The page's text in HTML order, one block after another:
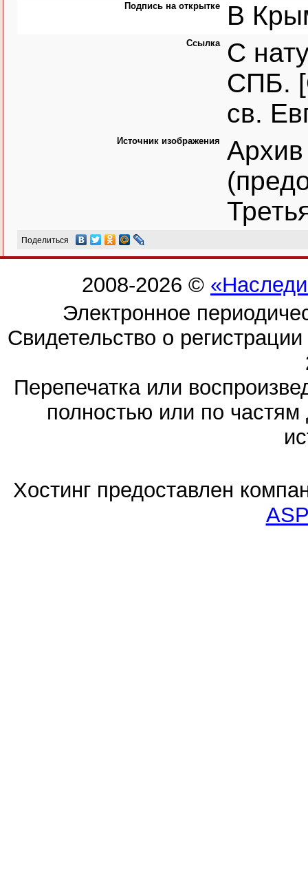
Подпись на открытке В
Ссылка
С
СПБ.
св.
Источник изображения
Поделиться
2008-2026 ©
Электронное
Свидетельство о
Перепечатка или
полностью или по частям
Хостинг предоставлен